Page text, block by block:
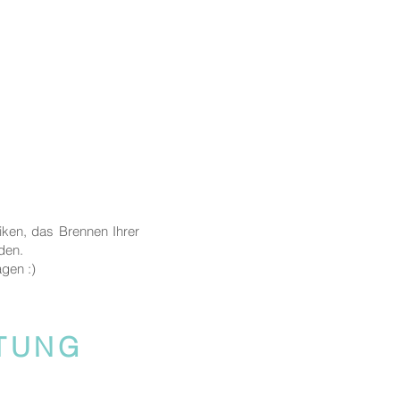
das Brennen Ihrer
:)